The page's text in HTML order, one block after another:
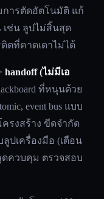
การตัดอัตโนมัติ แก้
เช่น ลูปไม่สิ้นสุด
ตที่คาดเดาไม่ได้
handoff (ไม่มีเอ
ที่หนุนด้วย
event bus แบบ
รงสร้าง ขีดจำกัด
ปเครื่องมือ (เตือน
ควบคุม ตรวจสอบ